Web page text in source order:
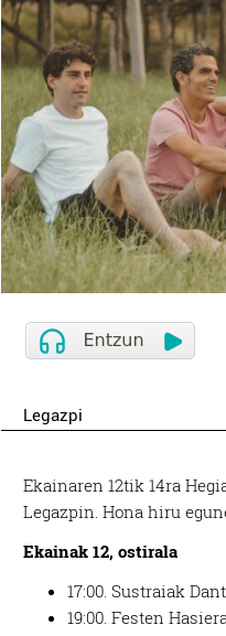
Legazpi
Ekainaren 12tik 14ra
Legazpin. Hona hiru
Ekainak 12, ostirala
17:00. Sustraiak
19:00. Festen Hasiera.